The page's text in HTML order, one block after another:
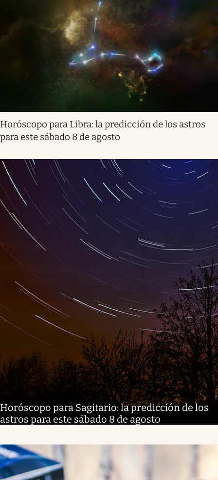
Horóscopo para Libra: la predicción de los astros
para este sábado 8 de agosto
Horóscopo para Sagitario: la predicción de los
astros para este sábado 8 de agosto